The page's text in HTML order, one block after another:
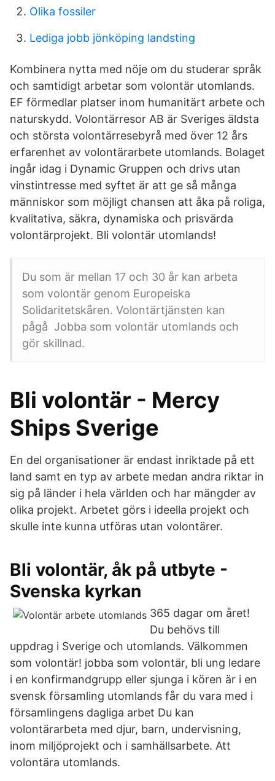
Olika fossiler
Lediga jobb jönköping landsting
Kombinera nytta med nöje om du studerar språk
och samtidigt arbetar som volontär utomlands.
EF förmedlar platser inom humanitärt arbete och
naturskydd. Volontärresor AB är Sveriges äldsta
och största volontärresebyrå med över 12 års
erfarenhet av volontärarbete utomlands. Bolaget
ingår idag i Dynamic Gruppen och drivs utan
vinstintresse med syftet är att ge så många
människor som möjligt chansen att åka på roliga,
kvalitativa, säkra, dynamiska och prisvärda
volontärprojekt. Bli volontär utomlands!
Du som är mellan 17 och 30 år kan arbeta
som volontär genom Europeiska
Solidaritetskåren. Volontärtjänsten kan
pågå Jobba som volontär utomlands och
gör skillnad.
Bli volontär - Mercy
Ships Sverige
En del organisationer är endast inriktade på ett
land samt en typ av arbete medan andra riktar in
sig på länder i hela världen och har mängder av
olika projekt. Arbetet görs i ideella projekt och
skulle inte kunna utföras utan volontärer.
Bli volontär, åk på utbyte -
Svenska kyrkan
365 dagar om året!
Du behövs till
uppdrag i Sverige och utomlands. Välkommen
som volontär! jobba som volontär, bli ung ledare
i en konfirmandgrupp eller sjunga i kören är i en
svensk församling utomlands får du vara med i
församlingens dagliga arbet Du kan
volontärarbeta med djur, barn, undervisning,
inom miljöprojekt och i samhällsarbete. Att
volontära utomlands.